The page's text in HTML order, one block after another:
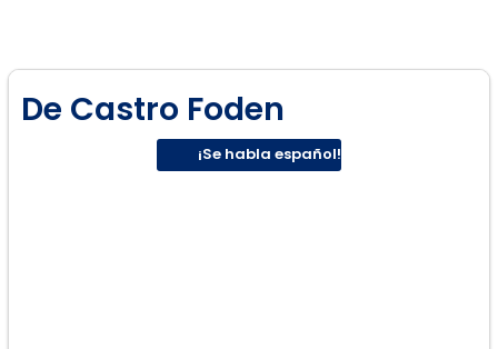
De Castro Foden
¡Se habla español!